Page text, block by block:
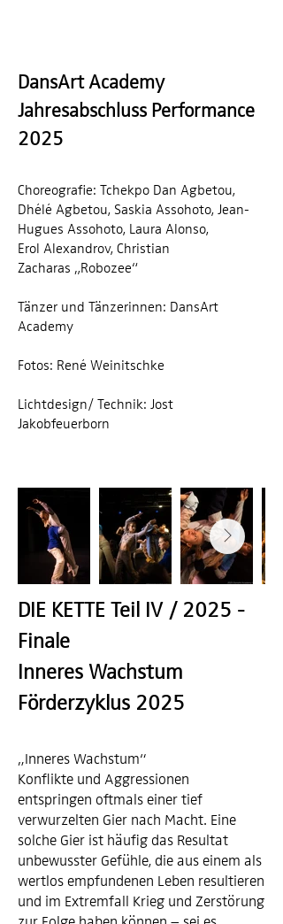
DansArt Academy
Jahresabschluss Performance
2025
Choreografie: Tchekpo Dan Agbetou,
Dhélé Agbetou, Saskia Assohoto, Jean-
Hugues Assohoto, Laura Alonso,
Erol Alexandrov, Christian
Zacharas „Robozee“
Tänzer und Tänzerinnen: DansArt
Academy
Fotos: René Weinitschke
Lichtdesign/ Technik: Jost
Jakobfeuerborn
DIE KETTE Teil IV / 2025 -
Finale
Inneres Wachstum
Förderzyklus 2025
„Inneres Wachstum“
Konflikte und Aggressionen
entspringen oftmals einer tief
verwurzelten Gier nach Macht. Eine
solche Gier ist häufig das Resultat
unbewusster Gefühle, die aus einem als
wertlos empfundenen Leben resultieren
und im Extremfall Krieg und Zerstörung